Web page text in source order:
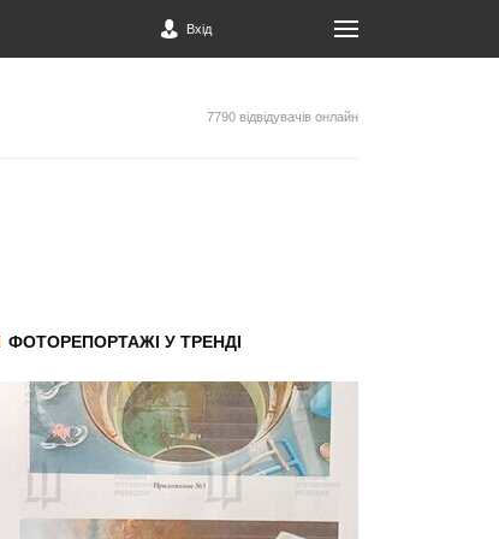
Вхід
7790 відвідувачів онлайн
ФОТОРЕПОРТАЖІ У ТРЕНДІ